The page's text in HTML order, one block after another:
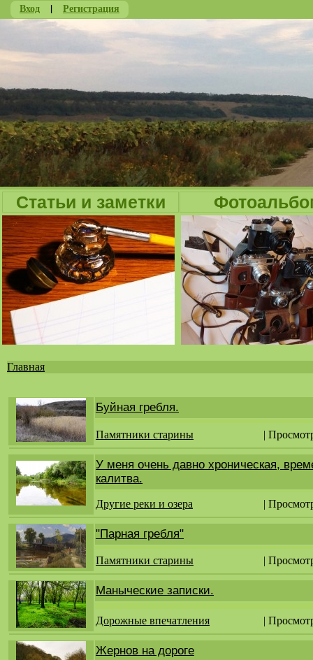
Вход | Регистрация
Статьи и заметки
здесь
Главная
Буйная гребля.
Памятники старины |
У меня очень давно хроническая,
калитва.
Другие реки и озера |
"Парная гребля"
Памятники старины |
Маныческие записки.
Дорожные впечатления |
Жернов на дороге